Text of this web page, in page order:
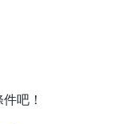
吧！